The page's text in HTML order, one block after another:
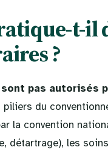
t-il
?
pas autorisés
piliers du
la convention
détartrage), les